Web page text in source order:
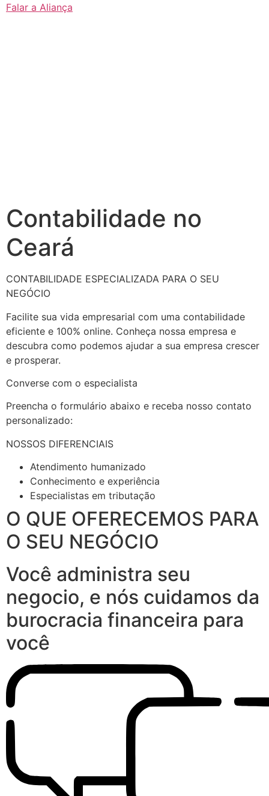
Falar a Aliança
Contabilidade no
Ceará
CONTABILIDADE ESPECIALIZADA PARA O SEU
NEGÓCIO
Facilite sua vida empresarial com uma contabilidade
eficiente e 100% online. Conheça nossa empresa e
descubra como podemos ajudar a sua empresa crescer
e prosperar.
Converse com o especialista
Preencha o formulário abaixo e receba nosso contato
personalizado:
NOSSOS DIFERENCIAIS
Atendimento humanizado
Conhecimento e experiência
Especialistas em tributação
O QUE OFERECEMOS PARA
O SEU NEGÓCIO
Você administra seu
negocio, e nós cuidamos da
burocracia financeira para
você